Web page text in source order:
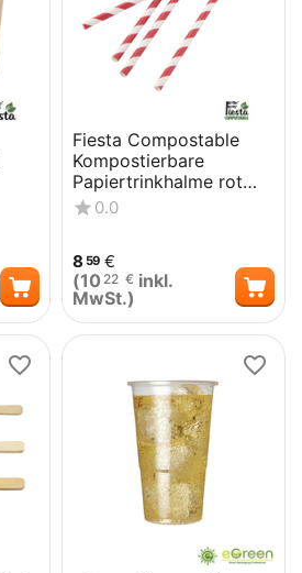
Fiesta Compostable
Kompostierbare
Papiertrinkhalme rot
geringelt (250 Stück)
0.0
8 59 €
(10 22 € inkl.
MwSt.)